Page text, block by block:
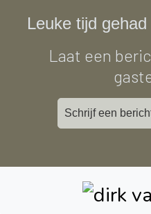
Leuke tijd
Laat een
Schrijf een